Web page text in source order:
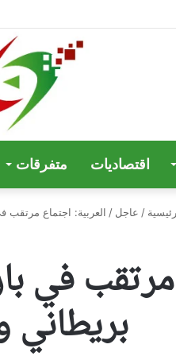
اقتصاديات متفرقات
/ عاجل / العربية: اجتماع
مرتقب
بريطاني